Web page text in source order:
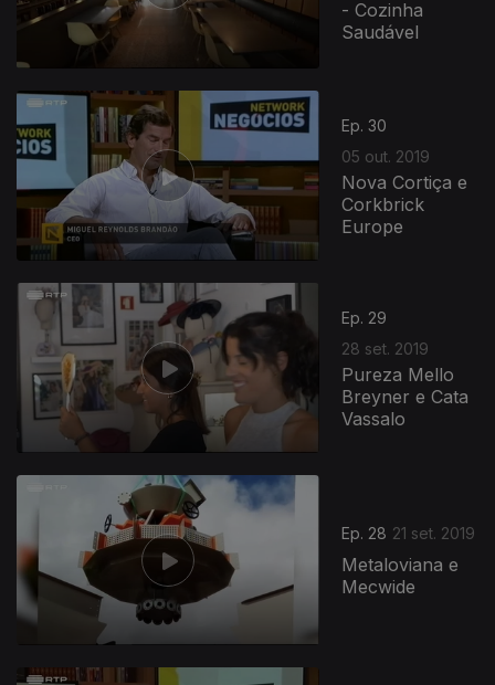
- Cozinha
Saudável
Ep. 30
05 out. 2019
Nova Cortiça e
Corkbrick
Europe
Ep. 29
28 set. 2019
Pureza Mello
Breyner e Cata
Vassalo
Ep. 28 21 set. 2019
Metaloviana e
Mecwide